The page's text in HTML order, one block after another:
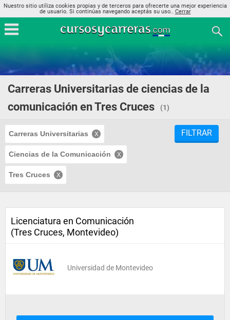
Nuestro sitio utiliza cookies propias y de terceros para ofrecerte una mejor experiencia
de usuario. Si continúas navegando aceptás su uso.. Cerrar
Carreras Universitarias de ciencias de la
comunicación en Tres Cruces
(1)
Carreras Universitarias
Ciencias de la Comunicación
Tres Cruces
FILTRAR
Licenciatura en Comunicación
(Tres Cruces, Montevideo)
Universidad de Montevideo